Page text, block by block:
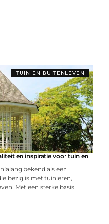
TUIN EN BUITENLEVEN
en inspiratie voor tuin en
bekend als een
bezig is met tuinieren,
Met een sterke basis